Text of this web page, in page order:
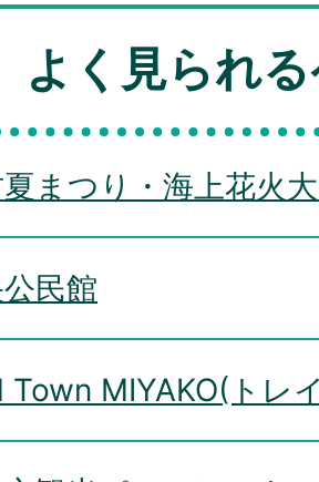
よく見られ
まつり・海上花火
民館
Town MIYAKO(トレ